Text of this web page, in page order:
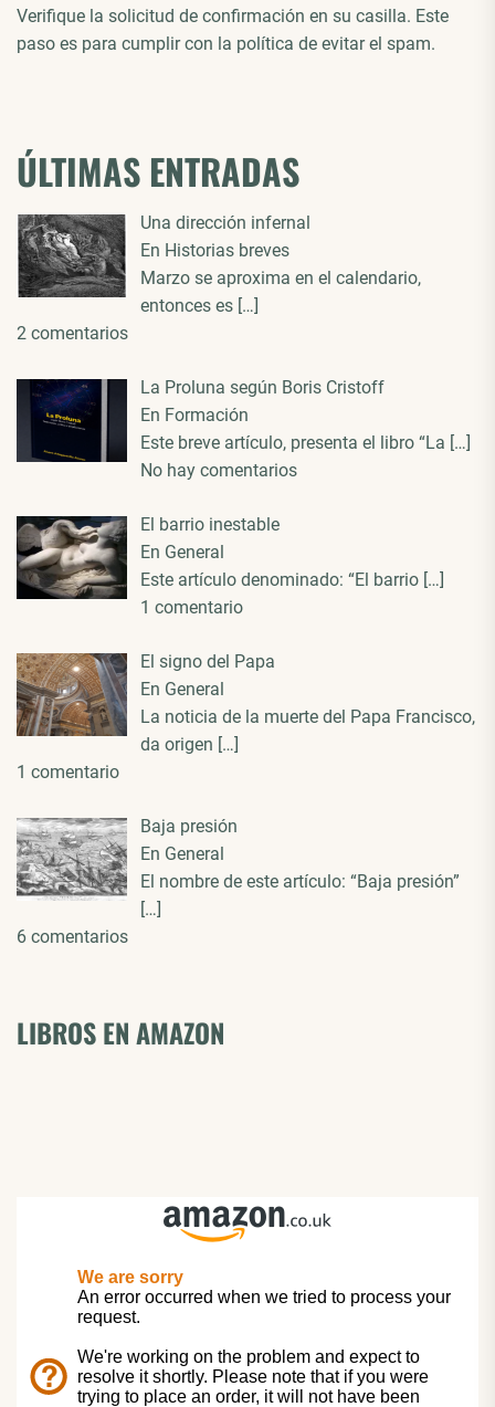
Verifique la solicitud de confirmación en su casilla. Este
paso es para cumplir con la política de evitar el spam.
ÚLTIMAS ENTRADAS
Una dirección infernal
En Historias breves
Marzo se aproxima en el calendario,
entonces es […]
2 comentarios
La Proluna según Boris Cristoff
En Formación
Este breve artículo, presenta el libro “La […]
No hay comentarios
El barrio inestable
En General
Este artículo denominado: “El barrio […]
1 comentario
El signo del Papa
En General
La noticia de la muerte del Papa Francisco,
da origen […]
1 comentario
Baja presión
En General
El nombre de este artículo: “Baja presión”
[…]
6 comentarios
LIBROS EN AMAZON